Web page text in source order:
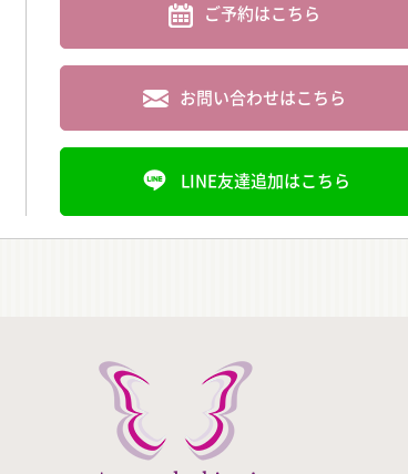
ご予約はこちら
お問い合わせはこちら
LINE友達追加はこちら